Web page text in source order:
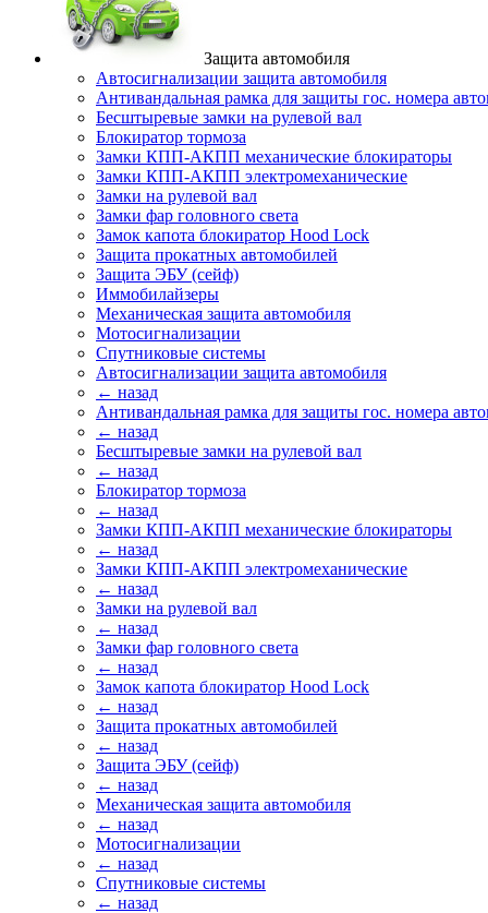
Защита автомобиля
Автосигнализации защита автомобиля
Антивандальная рамка для защиты гос. номера
Бесштыревые замки на рулевой вал
Блокиратор тормоза
Замки КПП-АКПП механические блокираторы
Замки КПП-АКПП электромеханические
Замки на рулевой вал
Замки фар головного света
Замок капота блокиратор Hood Lock
Защита прокатных автомобилей
Защита ЭБУ (сейф)
Иммобилайзеры
Механическая защита автомобиля
Мотосигнализации
Спутниковые системы
Автосигнализации защита автомобиля
← назад
Антивандальная рамка для защиты гос. номера
← назад
Бесштыревые замки на рулевой вал
← назад
Блокиратор тормоза
← назад
Замки КПП-АКПП механические блокираторы
← назад
Замки КПП-АКПП электромеханические
← назад
Замки на рулевой вал
← назад
Замки фар головного света
← назад
Замок капота блокиратор Hood Lock
← назад
Защита прокатных автомобилей
← назад
Защита ЭБУ (сейф)
← назад
Механическая защита автомобиля
← назад
Мотосигнализации
← назад
Спутниковые системы
← назад